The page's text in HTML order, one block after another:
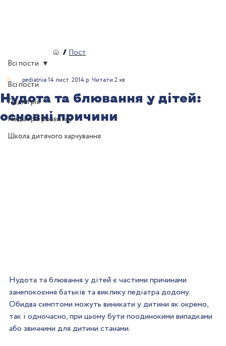
/ Пост
Всі пости
Педіатрія
Педіатрія розвитку
Школа дитячого харчування
Всі пости
Нудота та блювання у дітей:
основні причини
pediatriia14 лист. 2014 р. Читати 2 хв
Нудота та блювання у дітей є частими причинами
занепокоєння батьків та виклику педіатра додому.
Обидва симптоми можуть виникати у дитини як окремо,
так і одночасно, при цьому бути поодинокими випадками
або звичними для дитини станами.